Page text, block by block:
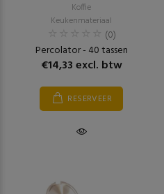
Koffie
Keukenmateriaal
(0)
Percolator - 40 tassen
€14,33 excl. btw
RESERVEER